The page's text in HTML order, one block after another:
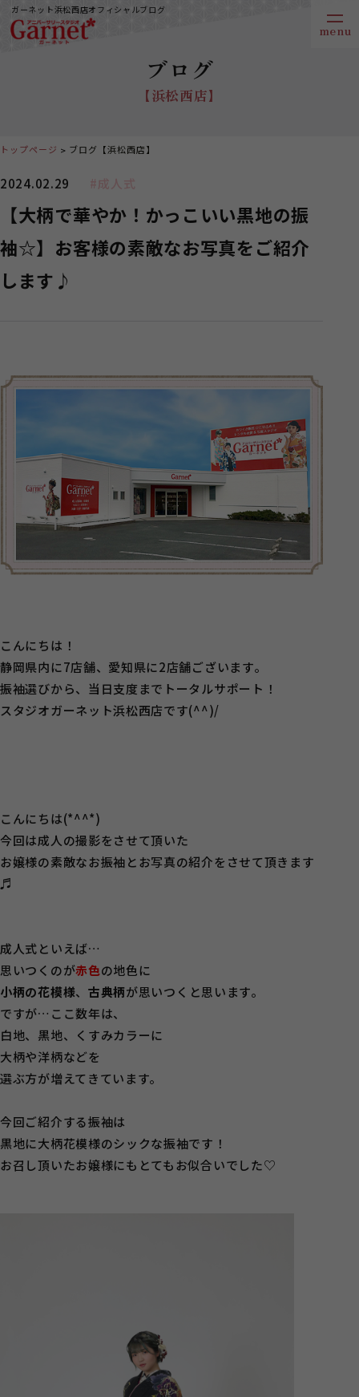
ガーネット浜松西店オフィシャルブログ
ブログ
【浜松西店】
2024.02.29 #成人式
【大柄で華やか！かっこいい黒地の振
袖☆】お客様の素敵なお写真をご紹介
します♪
こんにちは！
静岡県内に7店舗、愛知県に2店舗ございます。
振袖選びから、当日支度までトータルサポート！
スタジオガーネット浜松西店です(^^)/
こんにちは(*^^*)
今回は成人の撮影をさせて頂いた
お嬢様の素敵なお振袖とお写真の紹介をさせて頂きます
♬
成人式といえば…
思いつくのが赤色の地色に
小柄の花模様、 古典柄が思いつくと思います。
ですが…ここ数年は、
白地、黒地、くすみカラーに
大柄や洋柄などを
選ぶ方が増えてきています。
今回ご紹介する振袖は
黒地に大柄花模様のシックな振袖です！
お召し頂いたお嬢様にもとてもお似合いでした♡
トップページ ブログ【浜松西店】